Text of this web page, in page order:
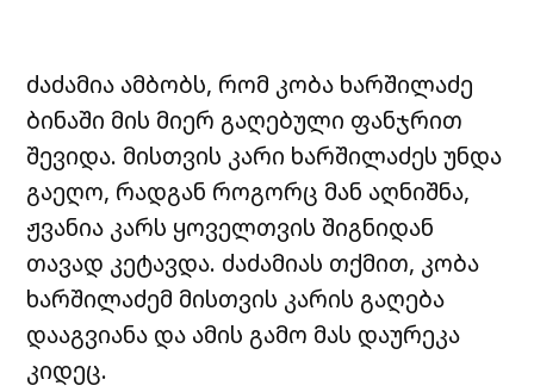
ძაძამია ამბობს, რომ კობა ხარშილაძე
ბინაში მის მიერ გაღებული ფანჯრით
შევიდა. მისთვის კარი ხარშილაძეს უნდა
გაეღო, რადგან როგორც მან აღნიშნა,
ჟვანია კარს ყოველთვის შიგნიდან
თავად კეტავდა. ძაძამიას თქმით, კობა
ხარშილაძემ მისთვის კარის გაღება
დააგვიანა და ამის გამო მას დაურეკა
კიდეც.